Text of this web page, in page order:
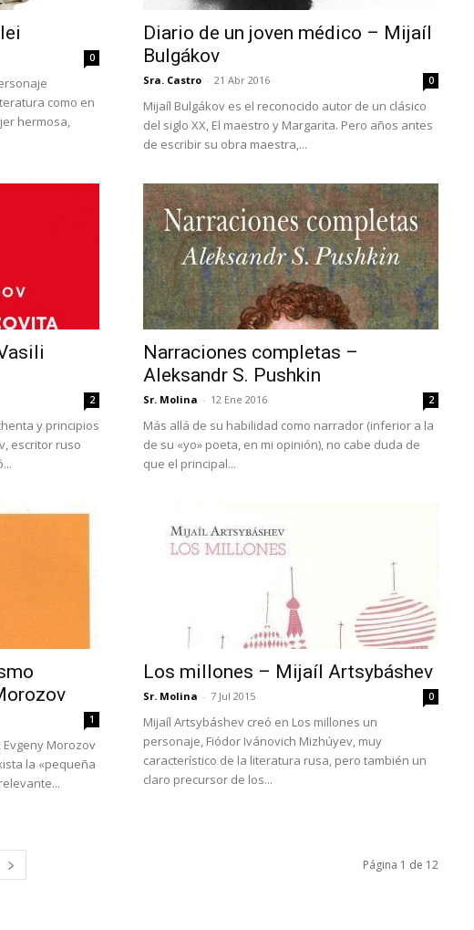
0
como en
hermosa,
Diario de un joven médico – Mijaíl
Bulgákov
Sra. Castro - 21 Abr 2016 0
Mijaíl Bulgákov es el reconocido autor de un clásico
del siglo XX, El maestro y Margarita. Pero años antes
de escribir su obra maestra,...
2
y principios
escritor ruso
Narraciones completas –
Aleksandr S. Pushkin
Sr. Molina - 12 Ene 2016 2
Más allá de su habilidad como narrador (inferior a la
de su «yo» poeta, en mi opinión), no cabe duda de
que el principal...
1
Morozov
la «pequeña
Los millones – Mijaíl Artsybáshev
Sr. Molina - 7 Jul 2015 0
Mijaíl Artsybáshev creó en Los millones un
personaje, Fiódor Ivánovich Mizhúyev, muy
característico de la literatura rusa, pero también un
claro precursor de los...
Página 1 de 12